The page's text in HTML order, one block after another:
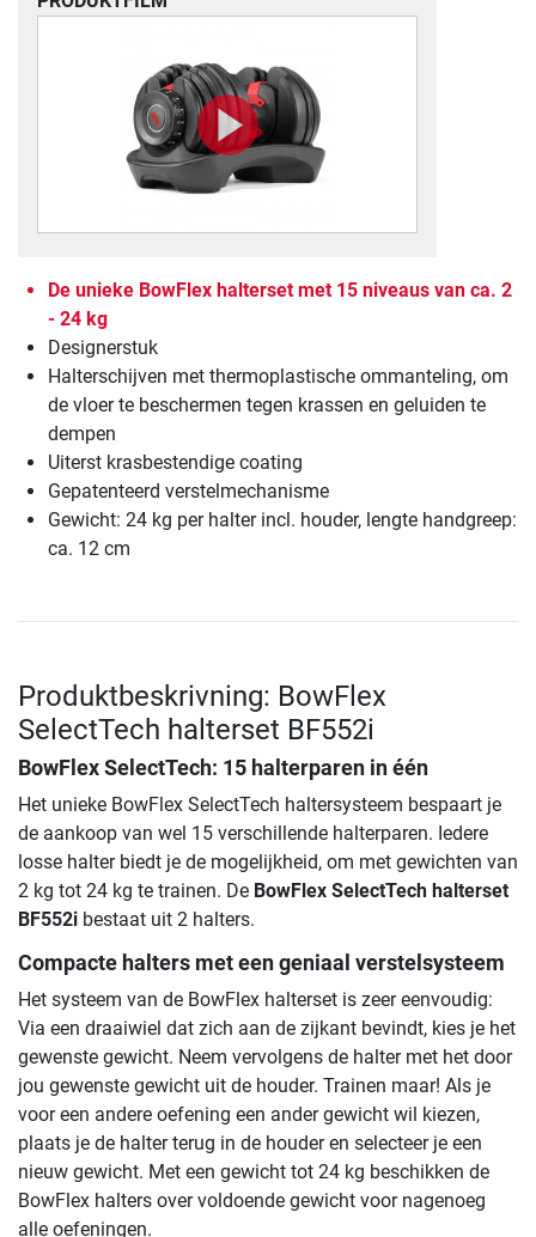
De unieke BowFlex halterset met 15 niveaus van ca. 2
- 24 kg
Designerstuk
Halterschijven met thermoplastische ommanteling, om
de vloer te beschermen tegen krassen en geluiden te
dempen
Uiterst krasbestendige coating
Gepatenteerd verstelmechanisme
Gewicht: 24 kg per halter incl. houder, lengte handgreep:
ca. 12 cm
Produktbeskrivning: BowFlex
SelectTech halterset BF552i
BowFlex SelectTech: 15 halterparen in één
Het unieke BowFlex SelectTech haltersysteem bespaart je
de aankoop van wel 15 verschillende halterparen. Iedere
losse halter biedt je de mogelijkheid, om met gewichten van
2 kg tot 24 kg te trainen. De BowFlex SelectTech halterset
BF552i bestaat uit 2 halters.
Compacte halters met een geniaal verstelsysteem
Het systeem van de BowFlex halterset is zeer eenvoudig:
Via een draaiwiel dat zich aan de zijkant bevindt, kies je het
gewenste gewicht. Neem vervolgens de halter met het door
jou gewenste gewicht uit de houder. Trainen maar! Als je
voor een andere oefening een ander gewicht wil kiezen,
plaats je de halter terug in de houder en selecteer je een
nieuw gewicht. Met een gewicht tot 24 kg beschikken de
BowFlex halters over voldoende gewicht voor nagenoeg
alle oefeningen.